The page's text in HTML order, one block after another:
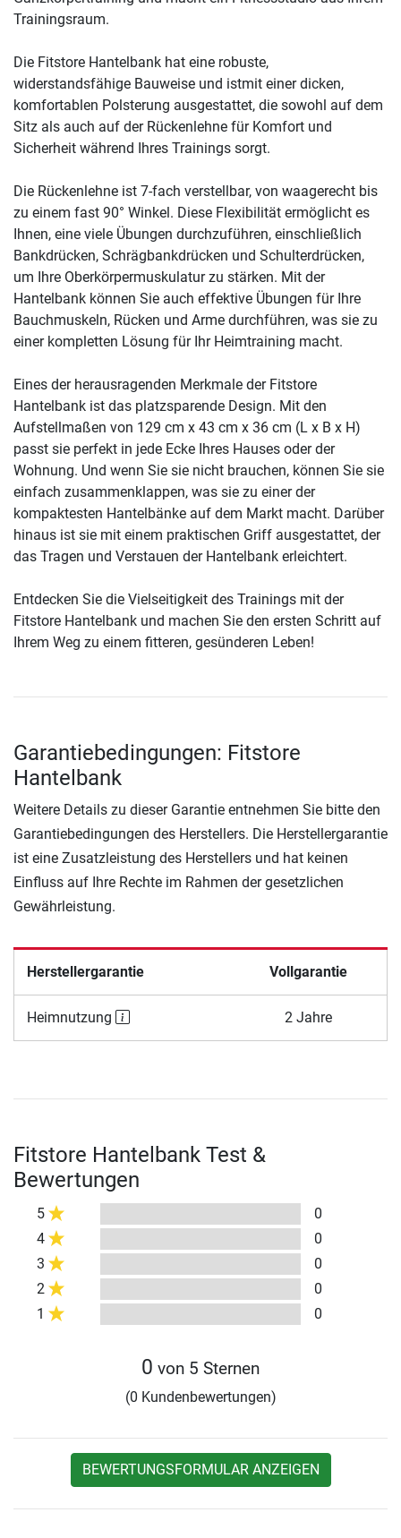
Trainingsraum.
Die Fitstore Hantelbank hat eine robuste,
widerstandsfähige Bauweise und istmit einer dicken,
komfortablen Polsterung ausgestattet, die sowohl auf dem
Sitz als auch auf der Rückenlehne für Komfort und
Sicherheit während Ihres Trainings sorgt.
Die Rückenlehne ist 7-fach verstellbar, von waagerecht bis
zu einem fast 90° Winkel. Diese Flexibilität ermöglicht es
Ihnen, eine viele Übungen durchzuführen, einschließlich
Bankdrücken, Schrägbankdrücken und Schulterdrücken,
um Ihre Oberkörpermuskulatur zu stärken. Mit der
Hantelbank können Sie auch effektive Übungen für Ihre
Bauchmuskeln, Rücken und Arme durchführen, was sie zu
einer kompletten Lösung für Ihr Heimtraining macht.
Eines der herausragenden Merkmale der Fitstore
Hantelbank ist das platzsparende Design. Mit den
Aufstellmaßen von 129 cm x 43 cm x 36 cm (L x B x H)
passt sie perfekt in jede Ecke Ihres Hauses oder der
Wohnung. Und wenn Sie sie nicht brauchen, können Sie sie
einfach zusammenklappen, was sie zu einer der
kompaktesten Hantelbänke auf dem Markt macht. Darüber
hinaus ist sie mit einem praktischen Griff ausgestattet, der
das Tragen und Verstauen der Hantelbank erleichtert.
Entdecken Sie die Vielseitigkeit des Trainings mit der
Fitstore Hantelbank und machen Sie den ersten Schritt auf
Ihrem Weg zu einem fitteren, gesünderen Leben!
Garantiebedingungen: Fitstore
Hantelbank
Weitere Details zu dieser Garantie entnehmen Sie bitte den
Garantiebedingungen des Herstellers. Die Herstellergarantie
ist eine Zusatzleistung des Herstellers und hat keinen
Einfluss auf Ihre Rechte im Rahmen der gesetzlichen
Gewährleistung.
Herstellergarantie Vollgarantie
Heimnutzung 2 Jahre
Fitstore Hantelbank Test &
Bewertungen
5
0
4
0
3
0
2
0
1
0
0 von 5 Sternen
(0 Kundenbewertungen)
BEWERTUNGSFORMULAR ANZEIGEN